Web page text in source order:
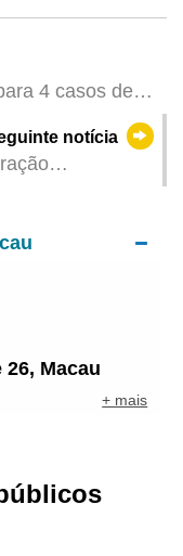
4 casos de
notícia
26, Macau
+ mais